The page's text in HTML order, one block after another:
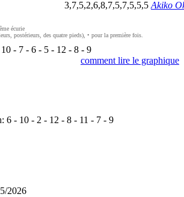
3,7,5,2,6,8,7,5,7,5,5,5 Akiko
écurie
postérieurs, des quatre pieds), • pour la première fois.
10 - 7 - 6 - 5 - 12 - 8 - 9
comment lire le graphique
6 - 10 - 2 - 12 - 8 - 11 - 7 - 9
2026